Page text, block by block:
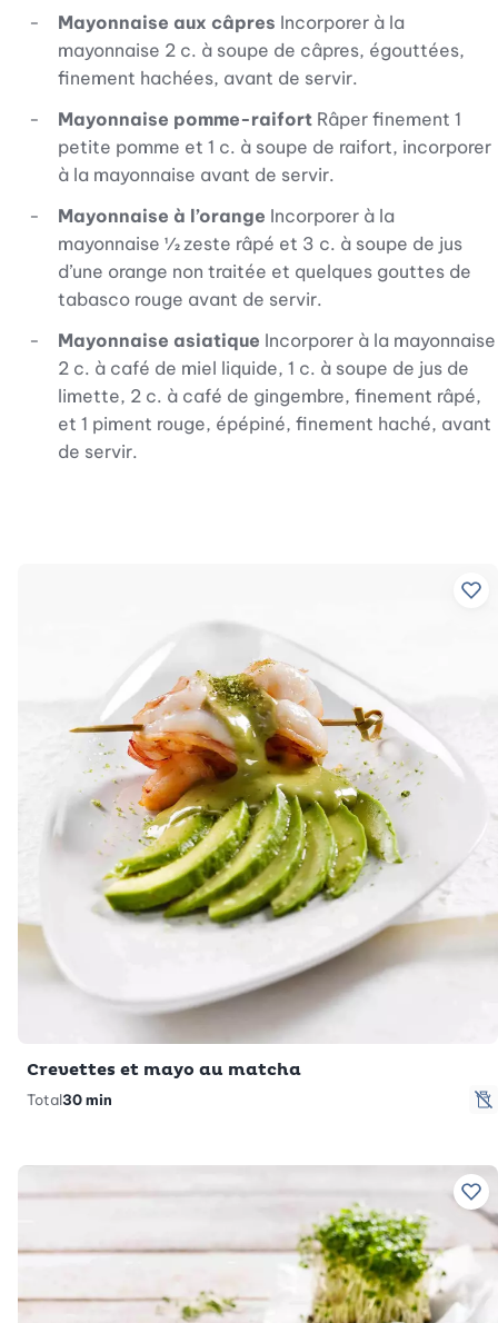
Mayonnaise aux câpres Incorporer à la
mayonnaise 2 c. à soupe de câpres, égouttées,
finement hachées, avant de servir.
Mayonnaise pomme-raifort Râper finement 1
petite pomme et 1 c. à soupe de raifort, incorporer
à la mayonnaise avant de servir.
Mayonnaise à l’orange Incorporer à la
mayonnaise ½ zeste râpé et 3 c. à soupe de jus
d’une orange non traitée et quelques gouttes de
tabasco rouge avant de servir.
Mayonnaise asiatique Incorporer à la mayonnaise
2 c. à café de miel liquide, 1 c. à soupe de jus de
limette, 2 c. à café de gingembre, finement râpé,
et 1 piment rouge, épépiné, finement haché, avant
de servir.
Crevettes et mayo au matcha
Total30 min